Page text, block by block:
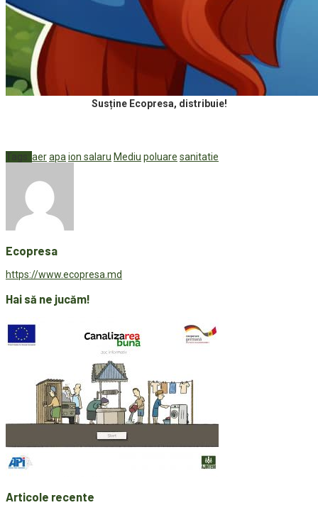
Susține Ecopresa, distribuie!
Tags: aerapa ion salaru Mediu poluare sanitatie
Ecopresa
https://www.ecopresa.md
Hai să ne jucăm!
Articole recente